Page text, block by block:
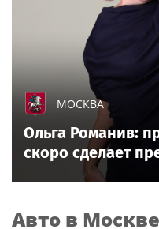
МОСКВА
Ольга Романив:
скоро сделает
Авто в Москве